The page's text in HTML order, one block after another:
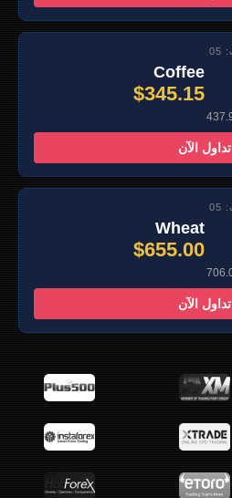
Coffee
$345.15
تداول الآن
Wheat
$655.00
تداول الآن